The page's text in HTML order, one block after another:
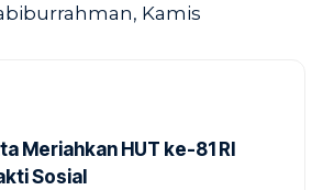
Kamis
Meriahkan HUT ke-81 RI
Sosial